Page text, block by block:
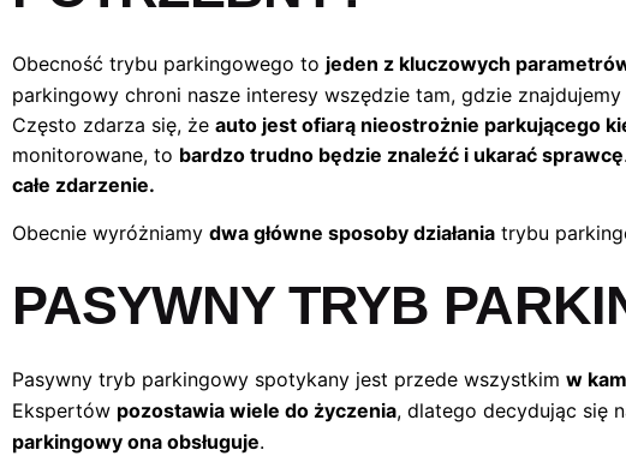
Obecność trybu parkingowego to jeden z kluczowych
parkingowy chroni nasze interesy wszędzie tam, gdzie
Często zdarza się, że auto jest ofiarą nieostrożnie parkującego
monitorowane, to bardzo trudno będzie znaleźć i ukarać sprawcę
całe zdarzenie.
Obecnie wyróżniamy dwa główne sposoby działania trybu
PASYWNY TRYB
Pasywny tryb parkingowy spotykany jest przede wszystkim w
Ekspertów pozostawia wiele do życzenia, dlatego decydując się
parkingowy ona obsługuje.